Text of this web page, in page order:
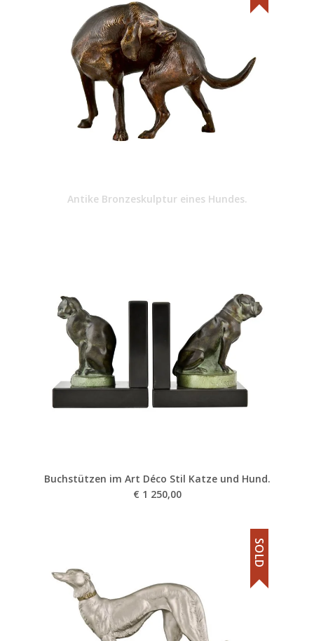
Antike Bronzeskulptur eines Hundes.
Buchstützen im Art Déco Stil Katze und Hund.
€ 1 250,00
SOLD